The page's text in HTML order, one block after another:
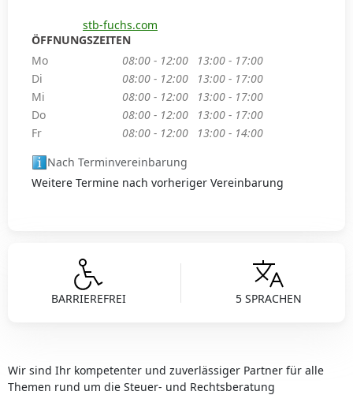
BARRIEREFREI 5 SPRACHEN
Wir sind Ihr kompetenter und zuverlässiger Partner für alle
Themen rund um die Steuer- und Rechtsberatung
stb-fuchs.com
ÖFFNUNGSZEITEN
Mo
08:00 - 12:00
13:00 - 17:00
Di
08:00 - 12:00
13:00 - 17:00
Mi
08:00 - 12:00
13:00 - 17:00
Do
08:00 - 12:00
13:00 - 17:00
Fr
08:00 - 12:00
13:00 - 14:00
Nach Terminvereinbarung
Weitere Termine nach vorheriger Vereinbarung